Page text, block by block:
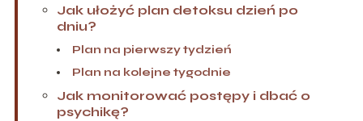
Jak ułożyć plan detoksu dzień po
dniu?
Plan na pierwszy tydzień
Plan na kolejne tygodnie
Jak monitorować postępy i dbać o
psychikę?